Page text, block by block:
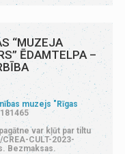
“MUZEJA
ĒDAMTELPA –
muzejs "Rīgas
var kļūt par tiltu
CULT-2023-
Bezmaksas.